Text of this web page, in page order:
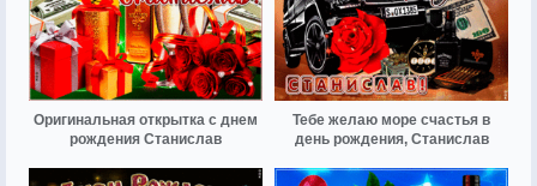
Оригинальная открытка с днем
рождения Станислав
Тебе желаю море счастья в
день рождения, Станислав